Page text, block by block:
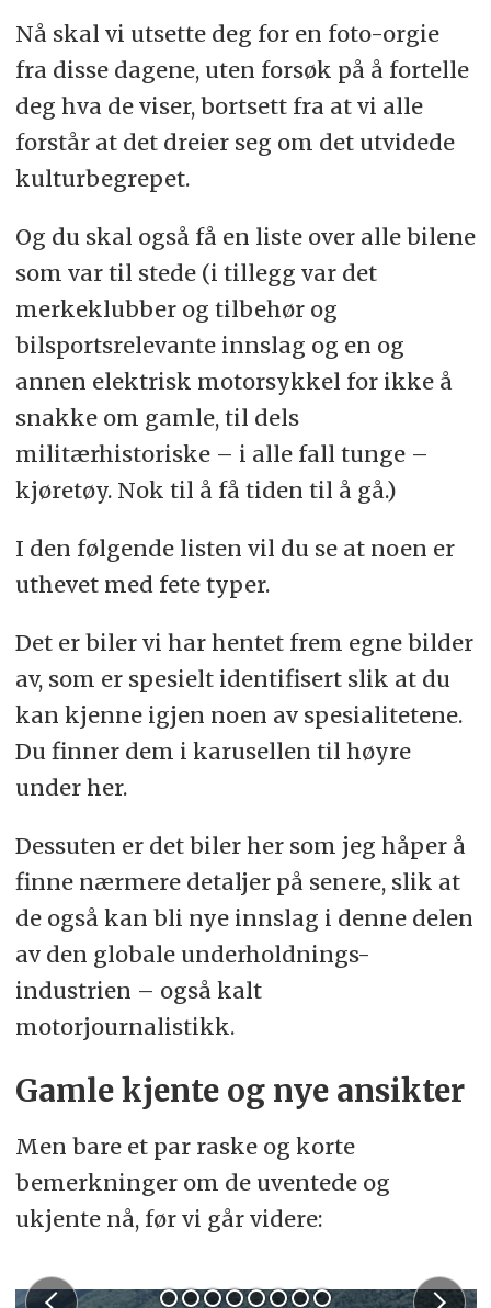
Nå skal vi utsette deg for en foto-orgie
fra disse dagene, uten forsøk på å fortelle
deg hva de viser, bortsett fra at vi alle
forstår at det dreier seg om det utvidede
kulturbegrepet.
Og du skal også få en liste over alle bilene
som var til stede (i tillegg var det
merkeklubber og tilbehør og
bilsportsrelevante innslag og en og
annen elektrisk motorsykkel for ikke å
snakke om gamle, til dels
militærhistoriske – i alle fall tunge –
kjøretøy. Nok til å få tiden til å gå.)
I den følgende listen vil du se at noen er
uthevet med fete typer.
Det er biler vi har hentet frem egne bilder
av, som er spesielt identifisert slik at du
kan kjenne igjen noen av spesialitetene.
Du finner dem i karusellen til høyre
under her.
Dessuten er det biler her som jeg håper å
finne nærmere detaljer på senere, slik at
de også kan bli nye innslag i denne delen
av den globale underholdnings-
industrien – også kalt
motorjournalistikk.
Gamle kjente og nye ansikter
Men bare et par raske og korte
bemerkninger om de uventede og
ukjente nå, før vi går videre: